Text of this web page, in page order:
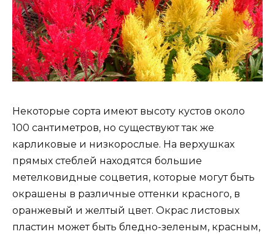
Некоторые сорта имеют высоту кустов около
100 сантиметров, но существуют так же
карликовые и низкорослые. На верхушках
прямых стеблей находятся большие
метелковидные соцветия, которые могут быть
окрашены в различные оттенки красного, в
оранжевый и желтый цвет. Окрас листовых
пластин может быть бледно-зеленым, красным,